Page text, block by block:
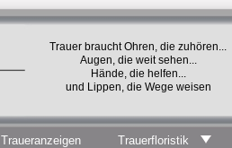
Traueranzeigen Trauerfloristik
Trauer braucht Ohren, die zuhören...
Augen, die weit sehen...
Hände, die helfen...
und Lippen, die Wege weisen